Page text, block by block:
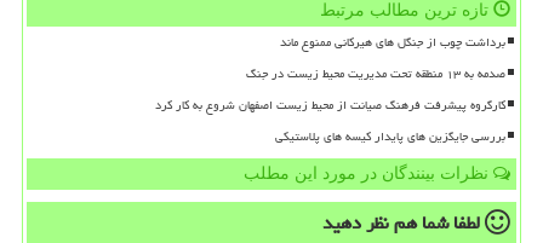
تازه ترین مطالب مرتبط
برداشت چوب از جنگل های هیرکانی ممنوع ماند
صدمه به ۱۳ منطقه تحت مدیریت محیط زیست در جنگ
کارگروه پیشرفت فرهنگ صیانت از محیط زیست اصفهان شروع به کار کرد
بررسی جایگزین های پایدار کیسه های پلاستیکی
نظرات بینندگان در مورد این مطلب
لطفا شما همنظر دهید